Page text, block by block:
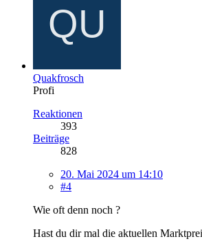
Quakfrosch
Profi
Reaktionen
393
Beiträge
828
20. Mai 2024 um 14:10
#4
Wie oft denn noch ?
Hast du dir mal die aktuellen